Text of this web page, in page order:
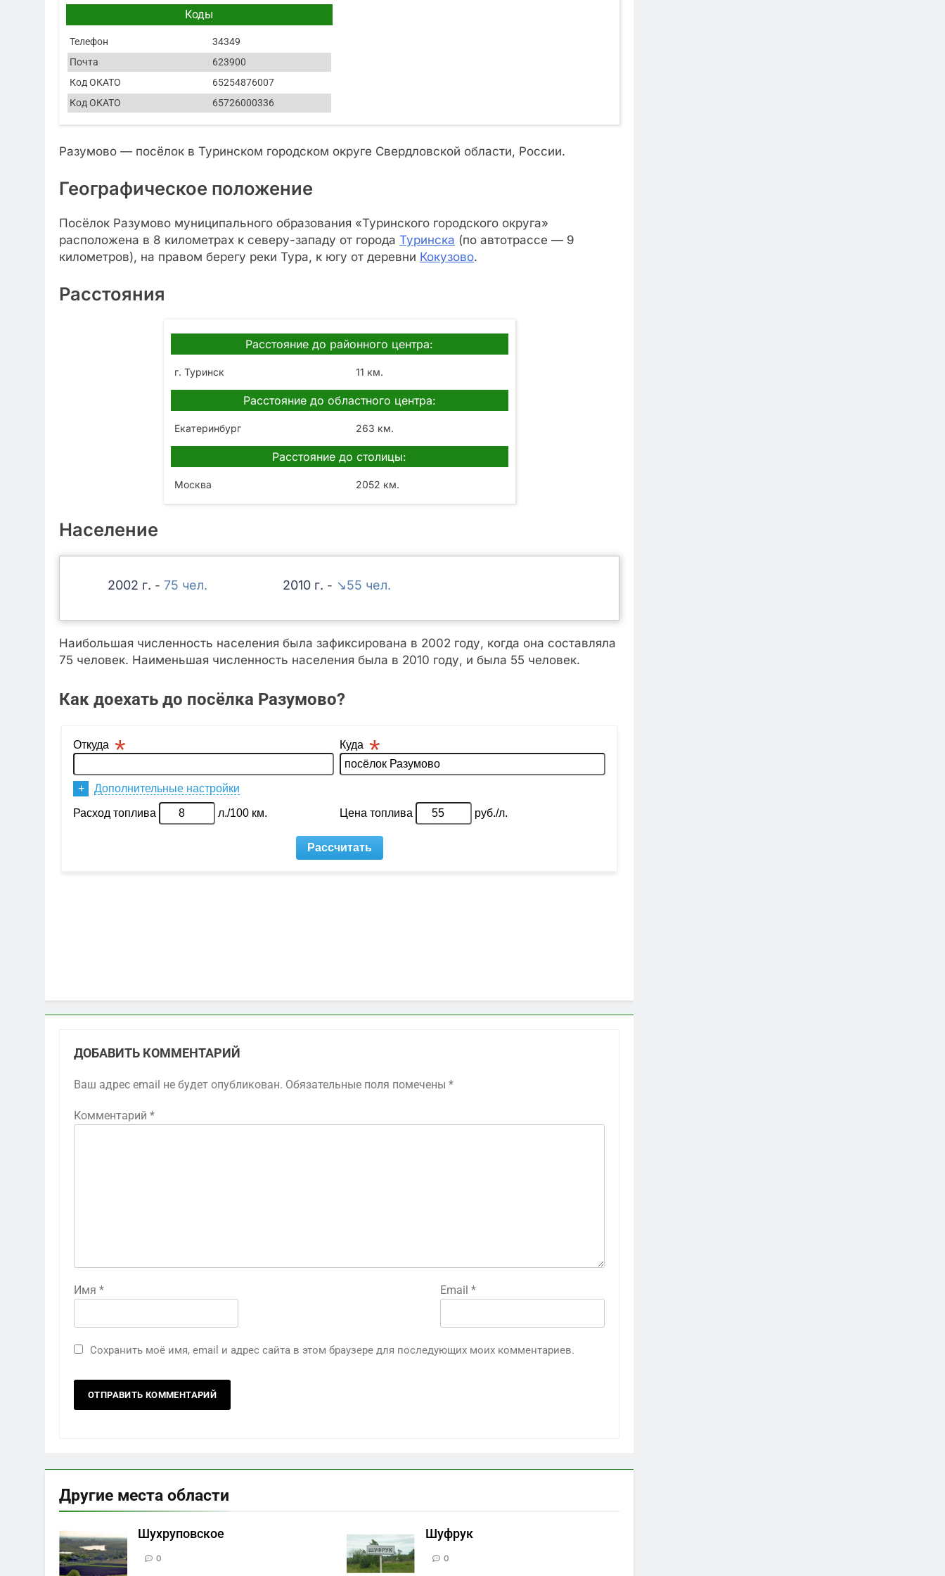
Коды
Телефон
34349
Почта
623900
Код ОКАТО
65254876007
Код ОКАТО
65726000336
Разумово — посёлок в Туринском городском округе Свердловской области, России.
Географическое положение
Посёлок Разумово муниципального образования «Туринского городского округа»
расположена в 8 километрах к северу-западу от города Туринска (по автотрассе — 9
километров), на правом берегу реки Тура, к югу от деревни Кокузово.
Расстояния
Расстояние до районного центра:
г. Туринск 11 км.
Расстояние до областного центра:
Екатеринбург 263 км.
Расстояние до столицы:
Москва 2052 км.
Население
2002 - 75 2010 - ↘55
Наибольшая численность населения была зафиксирована в 2002 году, когда она составляла
75 человек. Наименьшая численность населения была в 2010 году, и была 55 человек.
Как доехать до посёлка Разумово?
ДОБАВИТЬ КОММЕНТАРИЙ
Ваш адрес email не будет опубликован. Обязательные поля помечены *
Комментарий *
Имя * Email *
Сохранить моё имя, email и адрес сайта в этом браузере для последующих моих комментариев.
Другие места области
Шухруповское
0
Шуфрук
0